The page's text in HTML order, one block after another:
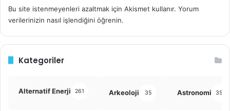
Bu site istenmeyenleri azaltmak için Akismet kullanır. Yorum
verilerinizin nasıl işlendiğini öğrenin.
Kategoriler
Alternatif Enerji 261 Arkeoloji 35 Astronomi 355